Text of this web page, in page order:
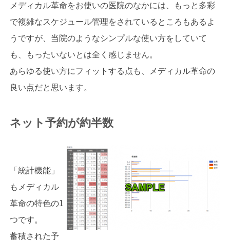
メディカル革命をお使いの医院のなかには、もっと多彩
で複雑なスケジュール管理をされているところもあるよ
うですが、当院のようなシンプルな使い方をしていて
も、もったいないとは全く感じません。
あらゆる使い方にフィットする点も、メディカル革命の
良い点だと思います。
ネット予約が約半数
「統計機能」
もメディカル
革命の特色の1
つです。
蓄積された予